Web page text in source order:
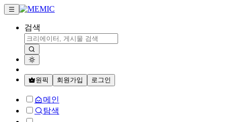
검색
원픽 회원가입 로그인
메인
탐색